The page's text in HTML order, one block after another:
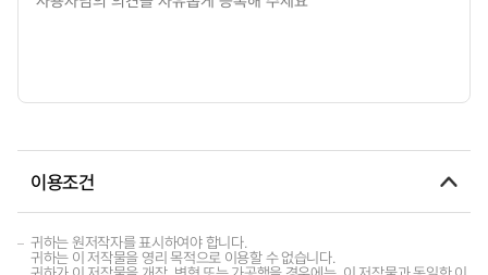
이용조건
귀하는 원저작자를 표시하여야 합니다.
귀하는 이 저작물을 영리 목적으로 이용할 수 없습니다.